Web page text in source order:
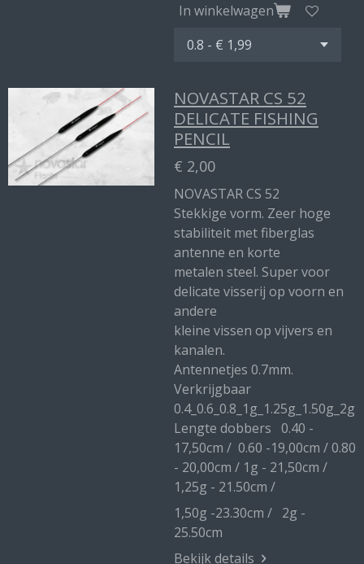
In winkelwagen
NOVASTAR CS 52
DELICATE FISHING
PENCIL
€ 2,00
NOVASTAR CS 52
Stekkige vorm. Zeer hoge
stabiliteit met fiberglas
antenne en korte
metalen steel. Super voor
delicate visserij op voorn en
andere
kleine vissen op vijvers en
kanalen.
Antennetjes 0.7mm.
Verkrijgbaar
0.4_0.6_0.8_1g_1.25g_1.50g_2g
Lengte dobbers 0.40 -
17,50cm / 0.60 -19,00cm / 0.80
- 20,00cm / 1g - 21,50cm /
1,25g - 21.50cm /
1,50g -23.30cm / 2g -
25.50cm
Bekijk details